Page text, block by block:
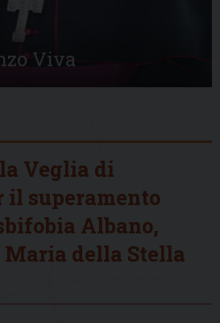
Viva
Veglia di
il superamento
Albano,
Maria della Stella